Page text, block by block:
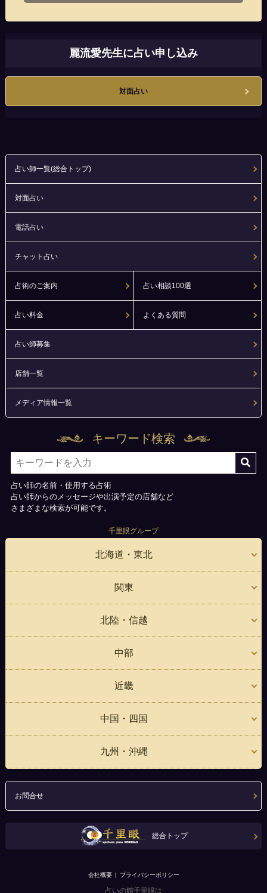
麗流愛先生に占い申し込み
対面占い
占い師一覧(総合トップ)
対面占い
電話占い
チャット占い
占術のご案内 占い相談100選
占い料金 よくある質問
占い師募集
店舗一覧
メディア情報一覧
キーワード検索
占い師の名前・使用する占術
占い師からのメッセージや出演予定の店舗など
さまざまな検索が可能です。
千里眼グループ
北海道・東北
関東
北陸・信越
中部
近畿
中国・四国
九州・沖縄
お問合せ
総合トップ
会社概要 プライバシーポリシー
占いの館千里眼は